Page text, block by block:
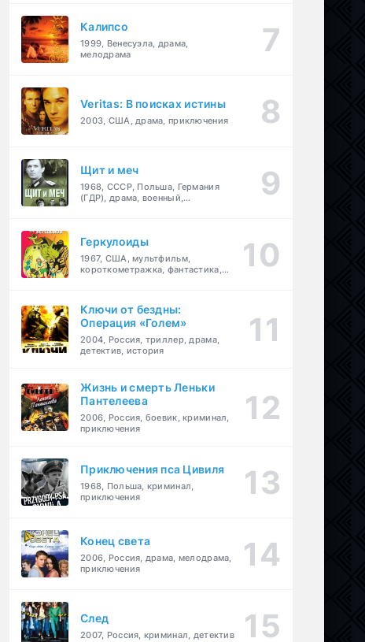
Калипсо
1999, Венесуэла, драма,
мелодрама
Veritas: В поисках истины
2003, США, драма, приключения
Щит и меч
1968, СССР, Польша, Германия
(ГДР), драма, военный,
Геркулоиды
1967, США, мультфильм,
короткометражка, фантастика,
Ключи от бездны:
Операция «Голем»
2004, Россия, триллер, драма,
детектив, история
Жизнь и смерть Леньки
Пантелеева
2006, Россия, боевик, криминал,
приключения
Приключения пса Цивиля
1968, Польша, криминал,
приключения
Конец света
2006, Россия, драма, мелодрама,
приключения
След
2007, Россия, криминал, детектив